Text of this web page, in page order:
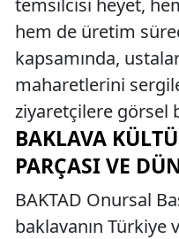
hem de üretim
kapsamında,
maharetlerini
ziyaretçilere görsel
BAKLAVA
PARÇASI VE
BAKTAD Onursal
baklavanın Türkiye